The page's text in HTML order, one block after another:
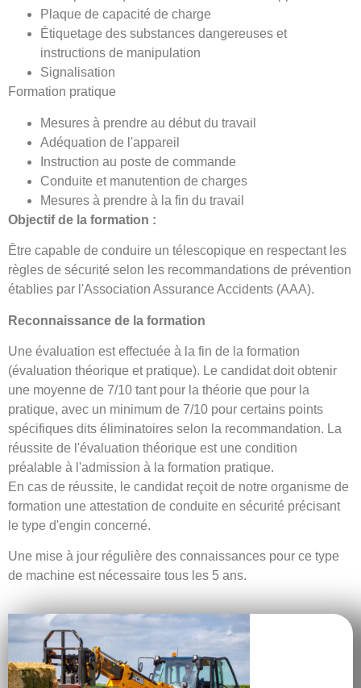
Plaque de capacité de charge
Étiquetage des substances dangereuses et
instructions de manipulation
Signalisation
Formation pratique
Mesures à prendre au début du travail
Adéquation de l'appareil
Instruction au poste de commande
Conduite et manutention de charges
Mesures à prendre à la fin du travail
Objectif de la formation :
Être capable de conduire un télescopique en respectant les
règles de sécurité selon les recommandations de prévention
établies par l'Association Assurance Accidents (AAA).
Reconnaissance de la formation
Une évaluation est effectuée à la fin de la formation
(évaluation théorique et pratique). Le candidat doit obtenir
une moyenne de 7/10 tant pour la théorie que pour la
pratique, avec un minimum de 7/10 pour certains points
spécifiques dits éliminatoires selon la recommandation. La
réussite de l'évaluation théorique est une condition
préalable à l'admission à la formation pratique.
En cas de réussite, le candidat reçoit de notre organisme de
formation une attestation de conduite en sécurité précisant
le type d'engin concerné.
Une mise à jour régulière des connaissances pour ce type
de machine est nécessaire tous les 5 ans.